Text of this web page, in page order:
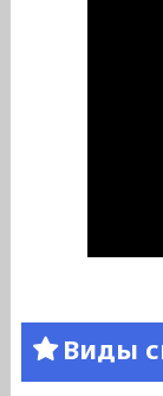
Виды